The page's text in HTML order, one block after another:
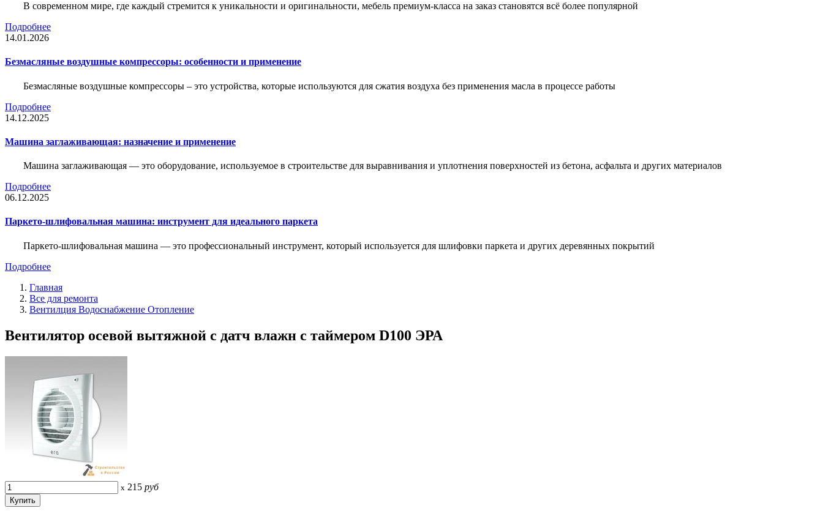
В современном мире, где каждый стремится к уникальности и оригинальности, мебель премиум-класса на заказ становятся всё более популярной
Подробнее
14.01.2026
Безмасляные воздушные компрессоры: особенности и применение
Безмасляные воздушные компрессоры – это устройства, которые используются для сжатия воздуха без применения масла в процессе работы
Подробнее
14.12.2025
Машина заглаживающая: назначение и применение
Машина заглаживающая — это оборудование, используемое в строительстве для выравнивания и уплотнения поверхностей из бетона, асфальта и других материалов
Подробнее
06.12.2025
Паркето-шлифовальная машина: инструмент для идеального паркета
Паркето-шлифовальная машина — это профессиональный инструмент, который используется для шлифовки паркета и других деревянных покрытий
Подробнее
Главная
Все для ремонта
Вентилция Водоснабжение Отопление
Вентилятор осевой вытяжной с датч влажн с таймером D100 ЭРА
x 215 руб